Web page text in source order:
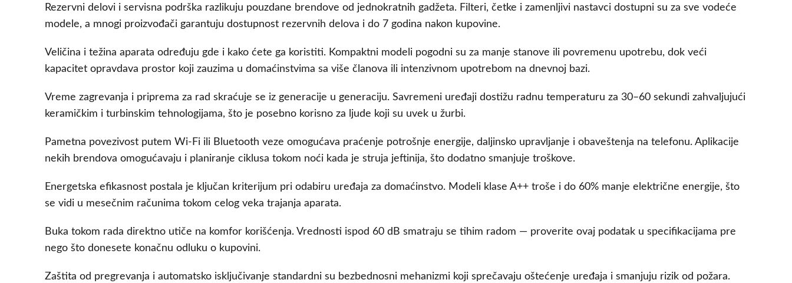
Rezervni delovi i servisna podrška razlikuju pouzdane brendove od jednokratnih gadžeta. Filteri, četke i zamenljivi nastavci dostupni su za sve vodeće
modele, a mnogi proizvođači garantuju dostupnost rezervnih delova i do 7 godina nakon kupovine.
Veličina i težina aparata određuju gde i kako ćete ga koristiti. Kompaktni modeli pogodni su za manje stanove ili povremenu upotrebu, dok veći
kapacitet opravdava prostor koji zauzima u domaćinstvima sa više članova ili intenzivnom upotrebom na dnevnoj bazi.
Vreme zagrevanja i priprema za rad skraćuje se iz generacije u generaciju. Savremeni uređaji dostižu radnu temperaturu za 30–60 sekundi zahvaljujući
keramičkim i turbinskim tehnologijama, što je posebno korisno za ljude koji su uvek u žurbi.
Pametna povezivost putem Wi-Fi ili Bluetooth veze omogućava praćenje potrošnje energije, daljinsko upravljanje i obaveštenja na telefonu. Aplikacije
nekih brendova omogućavaju i planiranje ciklusa tokom noći kada je struja jeftinija, što dodatno smanjuje troškove.
Energetska efikasnost postala je ključan kriterijum pri odabiru uređaja za domaćinstvo. Modeli klase A++ troše i do 60% manje električne energije, što
se vidi u mesečnim računima tokom celog veka trajanja aparata.
Buka tokom rada direktno utiče na komfor korišćenja. Vrednosti ispod 60 dB smatraju se tihim radom — proverite ovaj podatak u specifikacijama pre
nego što donesete konačnu odluku o kupovini.
Zaštita od pregrevanja i automatsko isključivanje standardni su bezbednosni mehanizmi koji sprečavaju oštećenje uređaja i smanjuju rizik od požara.